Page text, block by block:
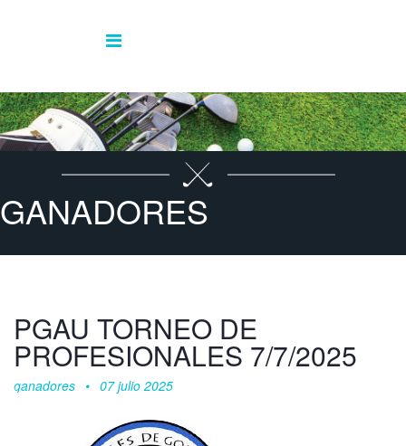
GANADORES
PGAU TORNEO DE
PROFESIONALES 7/7/2025
ganadores 07 julio 2025